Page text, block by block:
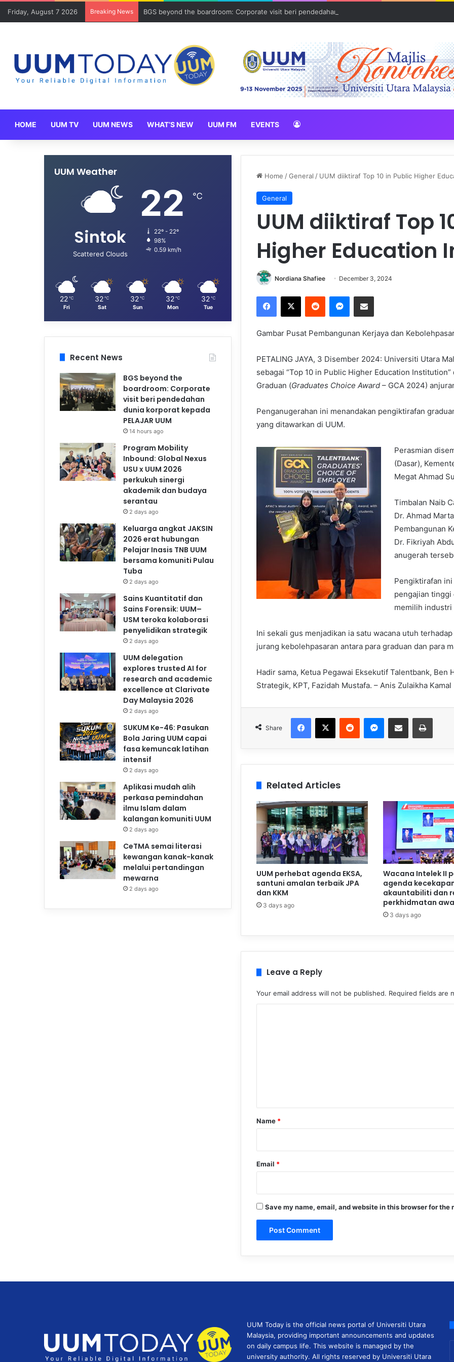
Friday, August 7 2026 Breaking News BGS beyond the boardroom: Corporate visit beri pendedahan dunia korporat kepada PELAJAR
HOME UUM TV UUM NEWS WHAT’S NEW UUM FM EVENTS
Home /General / UUM diiktiraf Top 10 in Public Higher
General
UUM diiktiraf Top
Higher Education
Nordiana Shafiee December 3, 2024
Gambar Pusat Pembangunan Kerjaya dan
PETALING JAYA, 3 Disember 2024: Universiti Utara
sebagai “Top 10 in Public Higher Education
Graduan (Graduates Choice Award – GCA 2024)
Penganugerahan ini menandakan pengiktirafan
yang ditawarkan di UUM.
Perasmian
(Dasar),
Megat Ahmad
Timbalan Naib
Dr. Ahmad
Pembangunan
Dr. Fikriyah
anugerah
Pengiktirafan
pengajian
memilih industri
Ini sekali gus menjadikan ia satu wacana utuh
jurang kebolehpasaran antara para graduan dan para
Hadir sama, Ketua Pegawai Eksekutif Talentbank, Ben
Strategik, KPT, Fazidah Mustafa. – Anis Zulaikha Kamal
Share
Related Articles
UUM perhebat agenda EKSA,
santuni amalan terbaik JPA
dan KKM
3 days ago
Wacana Intelek II
agenda
akauntabiliti dan
perkhidmatan
3 days ago
Leave a Reply
Your email address will not be published. Required fields are
*
Name *
Email *
Save my name, email, and website in this browser for the
UUM Weather
Sintok
Scattered Clouds
22 ℃
22º - 22º
98%
0.59 km/h
22 ℃
Fri
32 ℃
Sat
32 ℃
Sun
32 ℃
Mon
32 ℃
Tue
Recent News
BGS beyond the
boardroom: Corporate
visit beri pendedahan
dunia korporat kepada
PELAJAR UUM
14 hours ago
Program Mobility
Inbound: Global Nexus
USU x UUM 2026
perkukuh sinergi
akademik dan budaya
serantau
2 days ago
Keluarga angkat JAKSIN
2026 erat hubungan
Pelajar Inasis TNB UUM
bersama komuniti Pulau
Tuba
2 days ago
Sains Kuantitatif dan
Sains Forensik: UUM–
USM teroka kolaborasi
penyelidikan strategik
2 days ago
UUM delegation
explores trusted AI for
research and academic
excellence at Clarivate
Day Malaysia 2026
2 days ago
SUKUM Ke-46: Pasukan
Bola Jaring UUM capai
fasa kemuncak latihan
intensif
2 days ago
Aplikasi mudah alih
perkasa pemindahan
ilmu Islam dalam
kalangan komuniti UUM
2 days ago
CeTMA semai literasi
kewangan kanak-kanak
melalui pertandingan
mewarna
2 days ago
UUM Today is the official news portal of Universiti Utara
Malaysia, providing important announcements and updates
on daily campus life. This website is managed by the
university authority. All rights reserved by Universiti Utara